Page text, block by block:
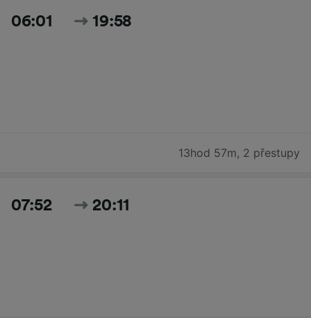
06:01 19:58
13hod 57m, 2 přestupy
07:52 20:11